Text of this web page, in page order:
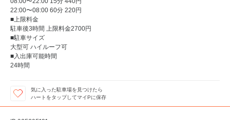
22:00〜08:00 60分 220円
■上限料金
駐車後3時間 上限料金2700円
■駐車サイズ
大型可 ハイルーフ可
■入出庫可能時間
24時間
気に入った駐車場を見つけたら
ハートをタップしてマイPに保存